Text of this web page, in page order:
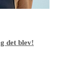
det blev!